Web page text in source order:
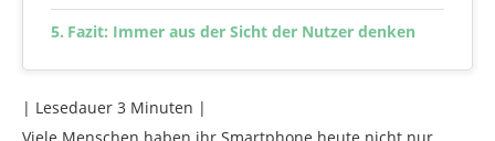
Fazit: Immer aus der Sicht der Nutzer denken
| Lesedauer 3 Minuten |